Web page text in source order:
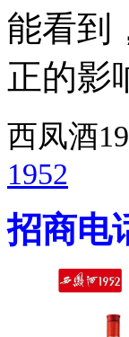
能看到
正的影
西凤酒
1952
招商电